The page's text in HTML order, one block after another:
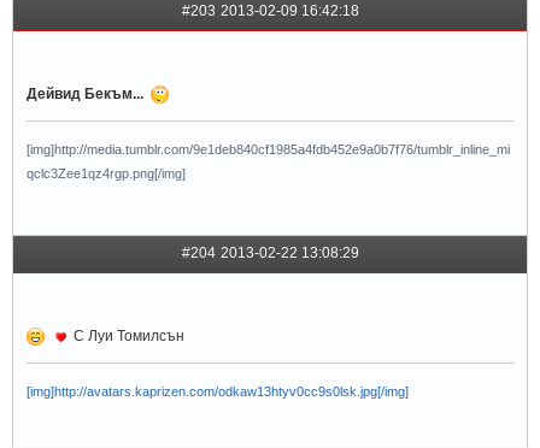
#203 2013-02-09 16:42:18
Дейвид Бекъм...
[img]http://media.tumblr.com/9e1deb840cf1985a4fdb452e9a0b7f76/tumblr_inline_mi
qclc3Zee1qz4rgp.png[/img]
#204 2013-02-22 13:08:29
С Луи Томилсън
[img]http://avatars.kaprizen.com/odkaw13htyv0cc9s0lsk.jpg[/img]